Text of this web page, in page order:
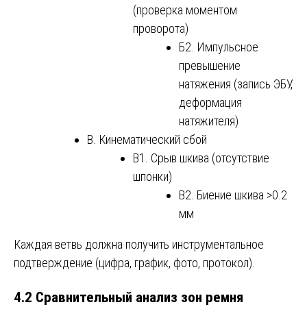
(проверка моментом
проворота)
Б2. Импульсное
превышение
натяжения (запись ЭБУ,
деформация
натяжителя)
В. Кинематический сбой
В1. Срыв шкива (отсутствие
шпонки)
В2. Биение шкива >0.2
мм
Каждая ветвь должна получить инструментальное
подтверждение (цифра, график, фото, протокол).
4.2 Сравнительный анализ зон ремня